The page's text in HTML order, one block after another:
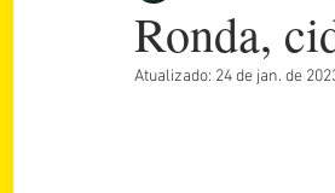
Daniela Paiva Guiga Soares
Ronda,
Atualizado: 24 de jan. de